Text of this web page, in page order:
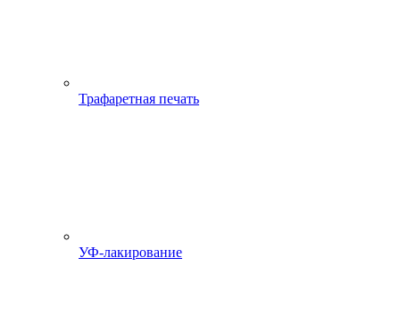
Трафаретная печать
УФ-лакирование